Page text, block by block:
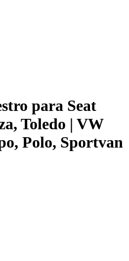
para Seat
Toledo | VW
Polo, Sportvan